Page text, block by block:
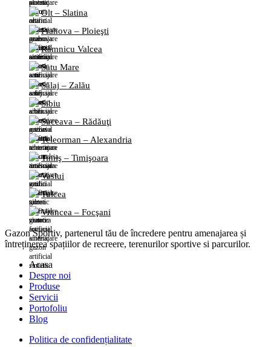
Olt – Slatina
Prahova – Ploieşti
Râmnicu Valcea
Satu Mare
Sălaj – Zalău
Sibiu
Suceava – Rădăuţi
Teleorman – Alexandria
Timiş – Timişoara
Vaslui
Tulcea
Vrancea – Focşani
Gazon Sportiv, partenerul tău de încredere pentru amenajarea și
întreținerea spațiilor de recreere, terenurilor sportive si parcurilor.
Acasa
Despre noi
Produse
Servicii
Portofoliu
Blog
Politica de confidențialitate